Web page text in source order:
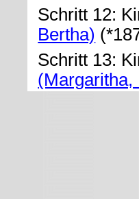
Schritt 12:
Bertha)
Schritt 13:
(Margaritha,